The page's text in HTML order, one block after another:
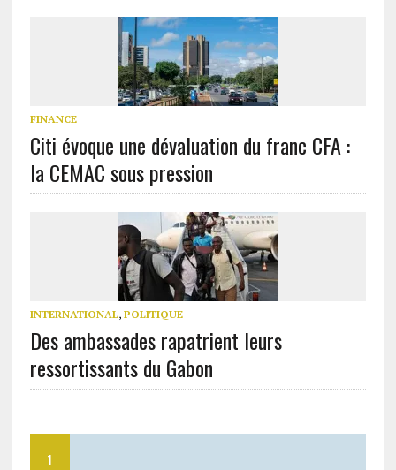
FINANCE
Citi évoque une dévaluation du franc CFA :
la CEMAC sous pression
INTERNATIONAL, POLITIQUE
Des ambassades rapatrient leurs
ressortissants du Gabon
1